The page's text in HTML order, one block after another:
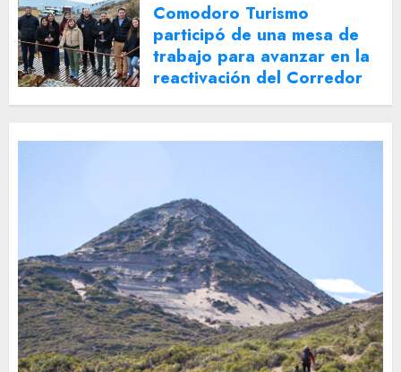
Comodoro Turismo
participó de una mesa de
trabajo para avanzar en la
reactivación del Corredor
Turístico Integrado